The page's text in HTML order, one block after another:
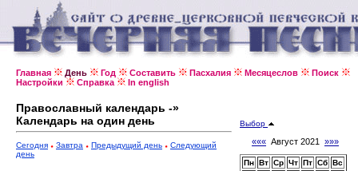
Главная День Год Составить Пасхалия Месяцеслов
Поиск
Настройки
Справка In english
Православный календарь -»
Календарь на один день
Сегодня Завтра Предыдущий день
Следующий
день
Выбор
««« Август 2021 »»»
Пн Вт Ср Чт Пт Сб Вс